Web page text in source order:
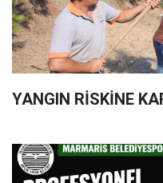
YANGIN RİSKİNE